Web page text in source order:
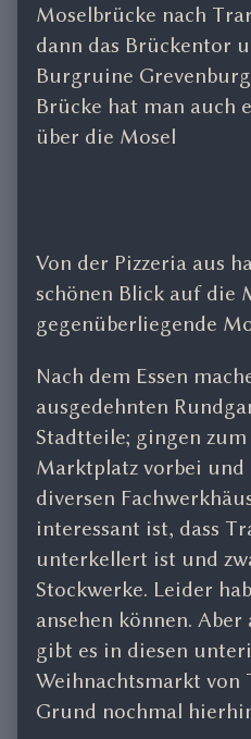
Moselbrücke nach
dann das Brückentor
Burgruine
Brücke hat man auch
über die Mosel
Von der Pizzeria aus
schönen Blick auf die
gegenüberliegende
Nach dem Essen
ausgedehnten
Stadtteile; gingen
Marktplatz vorbei und
diversen
interessant ist, dass
unterkellert ist und
Stockwerke. Leider
ansehen können. Aber
gibt es in diesen
Weihnachtsmarkt von
Grund nochmal